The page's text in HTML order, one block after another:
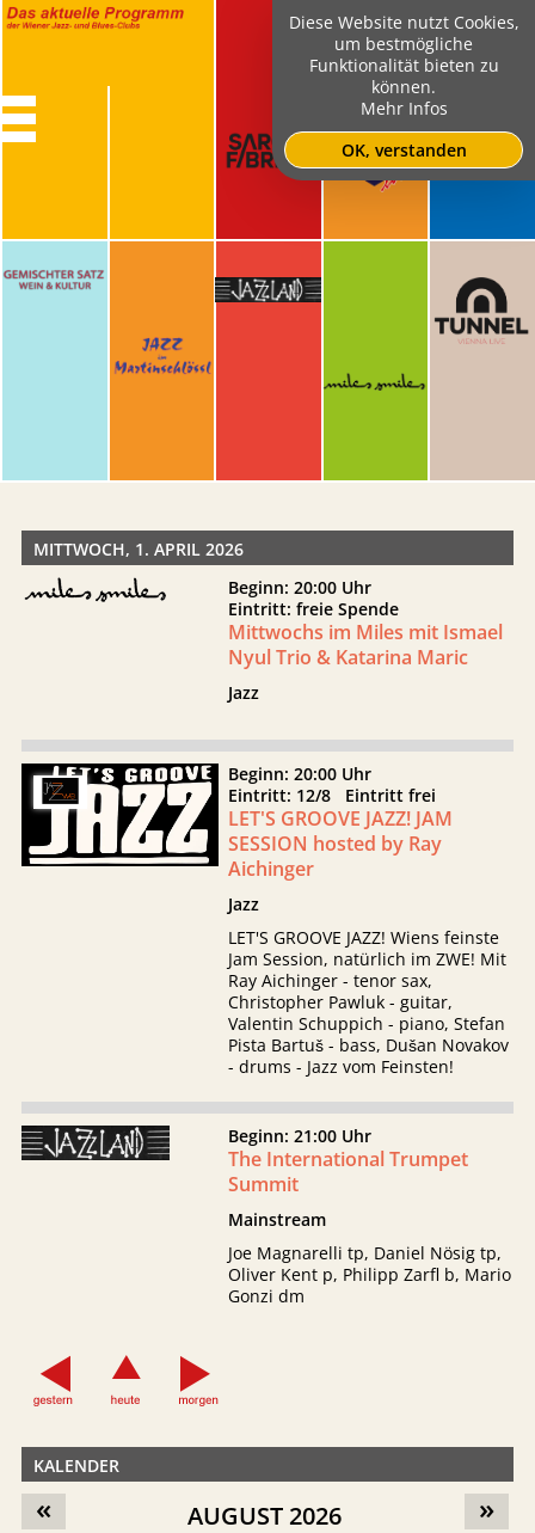
MITTWOCH, 1. APRIL 2026
Beginn: 20:00 Uhr
Eintritt: freie Spende
Mittwochs im Miles mit Ismael
Nyul Trio & Katarina Maric
Jazz
Beginn: 20:00 Uhr
Eintritt: 12/8 Eintritt frei
LET'S GROOVE JAZZ! JAM
SESSION hosted by Ray
Aichinger
Jazz
LET'S GROOVE JAZZ! Wiens feinste
Jam Session, natürlich im ZWE! Mit
Ray Aichinger - tenor sax,
Christopher Pawluk - guitar,
Valentin Schuppich - piano, Stefan
Pista Bartuš - bass, Dušan Novakov
- drums - Jazz vom Feinsten!
Beginn: 21:00 Uhr
The International Trumpet
Summit
Mainstream
Joe Magnarelli tp, Daniel Nösig tp,
Oliver Kent p, Philipp Zarfl b, Mario
Gonzi dm
KALENDER
»
« AUGUST 2026
Diese Website nutzt Cookies,
um bestmögliche
Funktionalität bieten zu
können.
Mehr Infos
OK, verstanden